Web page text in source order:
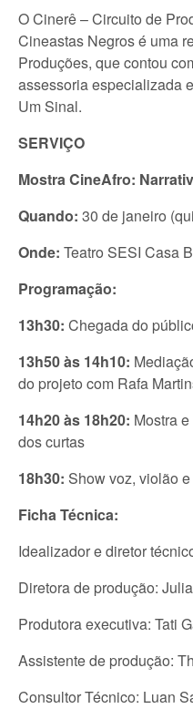
O Cinerê – Circuito de
Cineastas Negros é uma
Produções, que contou
assessoria especializada
Um Sinal.
SERVIÇO
Mostra CineAfro:
Quando: 30 de janeiro
Onde: Teatro SESI Casa
Programação:
13h30: Chegada do
13h50 às 14h10:
do projeto com Rafa
14h20 às 18h20: Mostra
dos curtas
18h30: Show voz, violão
Ficha Técnica:
Idealizador e diretor
Diretora de produção:
Produtora executiva: Tati
Assistente de produção:
Consultor Técnico: Luan